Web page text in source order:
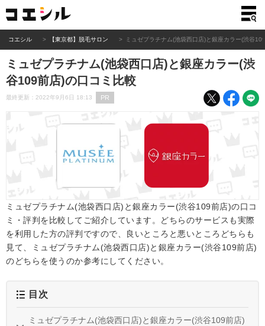
コエシル 【東京都】脱毛サロン ミュゼプラチナム(池袋西口店)と銀座カラー(渋谷
ミュゼプラチナム(池袋西口店)と銀座カラー(渋
谷109前店)の口コミ比較
最終更新：2022年9月6日 18:13 PR
ミュゼプラチナム(池袋西口店)と銀座カラー(渋谷109前店)の口コ
ミ・評判を比較してご紹介しています。どちらのサービスも実際
を利用した方の評判ですので、良いところと悪いところどちらも
見て、ミュゼプラチナム(池袋西口店)と銀座カラー(渋谷109前店)
のどちらを使うのか参考にしてください。
目次
ミュゼプラチナム(池袋西口店)と銀座カラー(渋谷109前店)